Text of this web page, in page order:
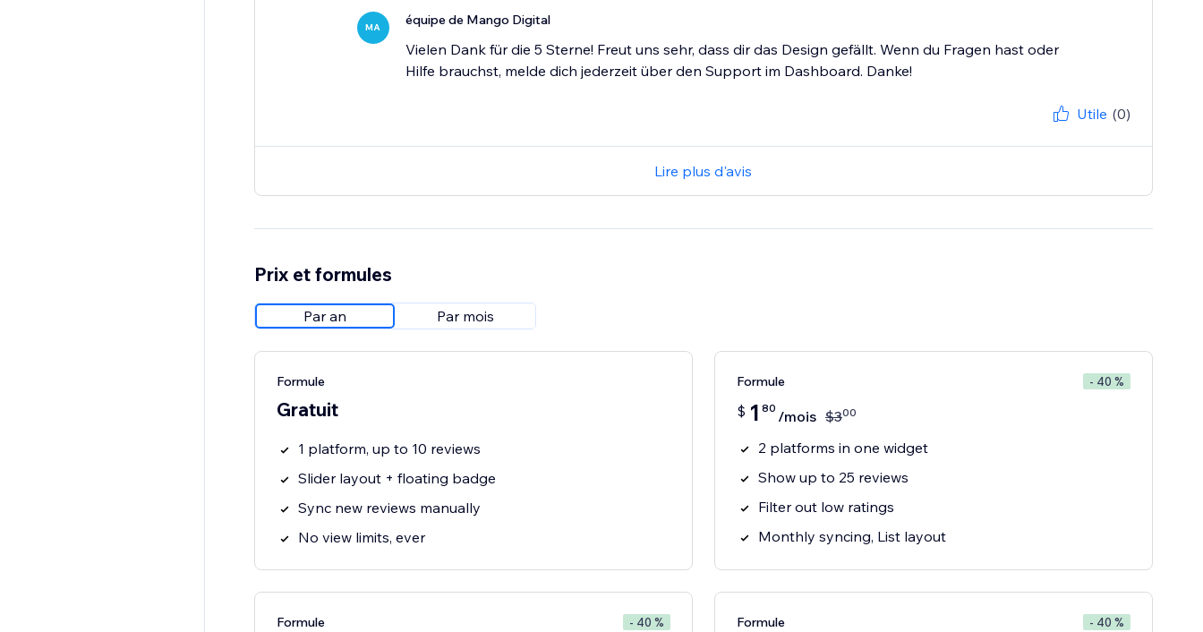
MA équipe de Mango Digital
Vielen Dank für die 5 Sterne! Freut uns sehr, dass dir das Design gefällt. Wenn du Fragen hast oder
Hilfe brauchst, melde dich jederzeit über den Support im Dashboard. Danke!
Utile (0)
Lire plus d'avis
Prix et formules
Par an Par mois
Formule
Gratuit
1 platform, up to 10 reviews
Slider layout + floating badge
Sync new reviews manually
No view limits, ever
Formule - 40 %
$ 1 80 /mois $300
2 platforms in one widget
Show up to 25 reviews
Filter out low ratings
Monthly syncing, List layout
Formule - 40 % Formule - 40 %